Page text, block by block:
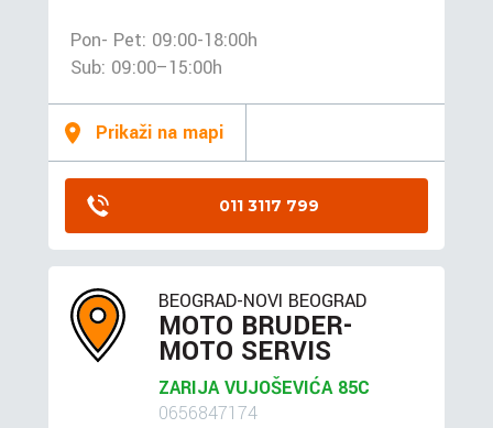
Pon- Pet: 09:00-18:00h
Sub: 09:00–15:00h
Prikaži na mapi
011 3117 799
BEOGRAD-NOVI BEOGRAD
MOTO BRUDER-
MOTO SERVIS
ZARIJA VUJOŠEVIĆA 85C
0656847174